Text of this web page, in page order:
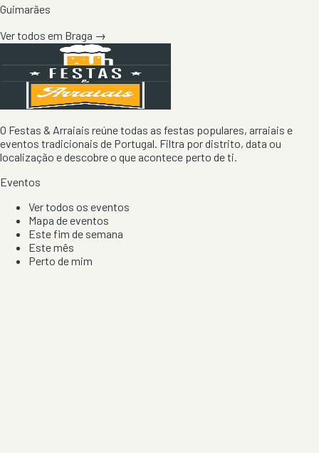
Guimarães
Ver todos em Braga →
O Festas & Arraiais reúne todas as festas populares, arraiais e
eventos tradicionais de Portugal. Filtra por distrito, data ou
localização e descobre o que acontece perto de ti.
Eventos
Ver todos os eventos
Mapa de eventos
Este fim de semana
Este mês
Perto de mim